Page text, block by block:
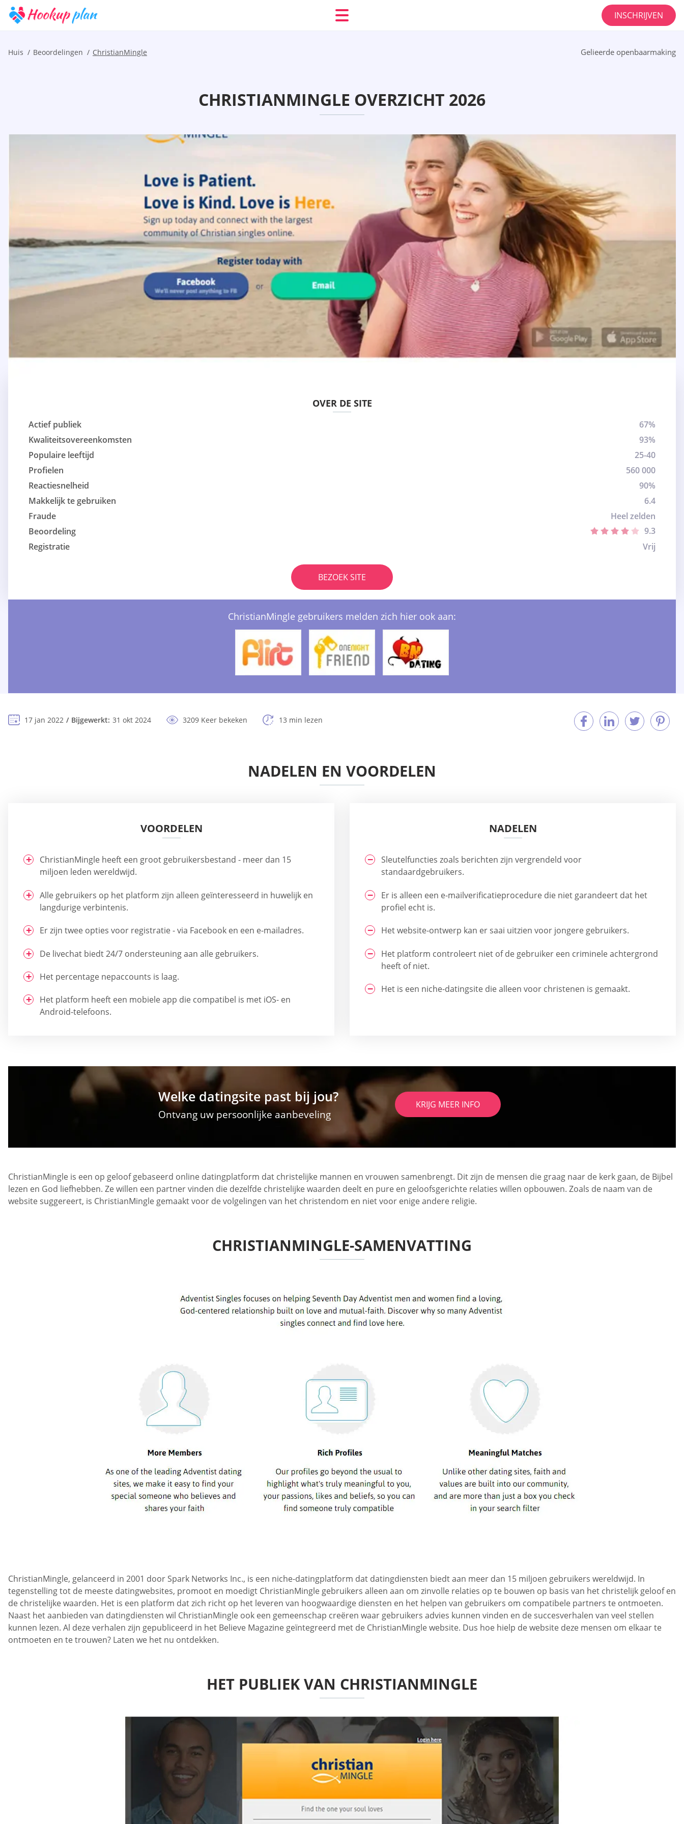
INSCHRIJVEN
Huis Beoordelingen ChristianMingle Gelieerde openbaarmaking
CHRISTIANMINGLE OVERZICHT 2026
OVER DE SITE
Actief publiek
67%
Kwaliteitsovereenkomsten
93%
Populaire leeftijd
25-40
Profielen
560 000
Reactiesnelheid
90%
Makkelijk te gebruiken
6.4
Fraude
Heel zelden
Beoordeling
9.3
Registratie
Vrij
BEZOEK SITE
ChristianMingle gebruikers melden zich hier ook aan:
17 jan 2022 Bijgewerkt: 31 okt 2024 3209 Keer bekeken 13 min lezen
NADELEN EN VOORDELEN
VOORDELEN
ChristianMingle heeft een groot gebruikersbestand - meer dan 15
miljoen leden wereldwijd.
Alle gebruikers op het platform zijn alleen geïnteresseerd in huwelijk en
langdurige verbintenis.
Er zijn twee opties voor registratie - via Facebook en een e-mailadres.
De livechat biedt 24/7 ondersteuning aan alle gebruikers.
Het percentage nepaccounts is laag.
Het platform heeft een mobiele app die compatibel is met iOS- en
Android-telefoons.
NADELEN
Sleutelfuncties zoals berichten zijn vergrendeld voor
standaardgebruikers.
Er is alleen een e-mailverificatieprocedure die niet garandeert dat het
profiel echt is.
Het website-ontwerp kan er saai uitzien voor jongere gebruikers.
Het platform controleert niet of de gebruiker een criminele achtergrond
heeft of niet.
Het is een niche-datingsite die alleen voor christenen is gemaakt.
Welke datingsite past bij jou?
Ontvang uw persoonlijke aanbeveling
KRIJG MEER INFO
ChristianMingle is een op geloof gebaseerd online datingplatform dat christelijke mannen en vrouwen samenbrengt. Dit zijn de mensen die graag naar de kerk gaan, de Bijbel
lezen en God liefhebben. Ze willen een partner vinden die dezelfde christelijke waarden deelt en pure en geloofsgerichte relaties willen opbouwen. Zoals de naam van de
website suggereert, is ChristianMingle gemaakt voor de volgelingen van het christendom en niet voor enige andere religie.
CHRISTIANMINGLE-SAMENVATTING
ChristianMingle, gelanceerd in 2001 door Spark Networks Inc., is een niche-datingplatform dat datingdiensten biedt aan meer dan 15 miljoen gebruikers wereldwijd. In
tegenstelling tot de meeste datingwebsites, promoot en moedigt ChristianMingle gebruikers alleen aan om zinvolle relaties op te bouwen op basis van het christelijk geloof en
de christelijke waarden. Het is een platform dat zich richt op het leveren van hoogwaardige diensten en het helpen van gebruikers om compatibele partners te ontmoeten.
Naast het aanbieden van datingdiensten wil ChristianMingle ook een gemeenschap creëren waar gebruikers advies kunnen vinden en de succesverhalen van veel stellen
kunnen lezen. Al deze verhalen zijn gepubliceerd in het Believe Magazine geïntegreerd met de ChristianMingle website. Dus hoe hielp de website deze mensen om elkaar te
ontmoeten en te trouwen? Laten we het nu ontdekken.
HET PUBLIEK VAN CHRISTIANMINGLE